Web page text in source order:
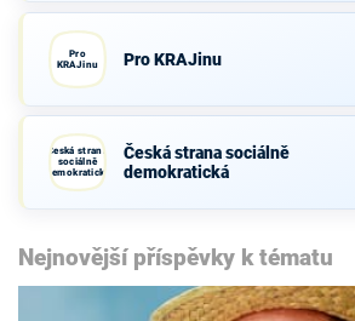
Pro
KRAJinu
Pro KRAJinu
Česká strana
sociálně
demokratická
Česká strana sociálně
demokratická
Nejnovější příspěvky k tématu